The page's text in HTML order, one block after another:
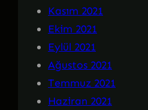
Kasım 2021
Ekim 2021
Eylül 2021
Ağustos 2021
Temmuz 2021
Haziran 2021